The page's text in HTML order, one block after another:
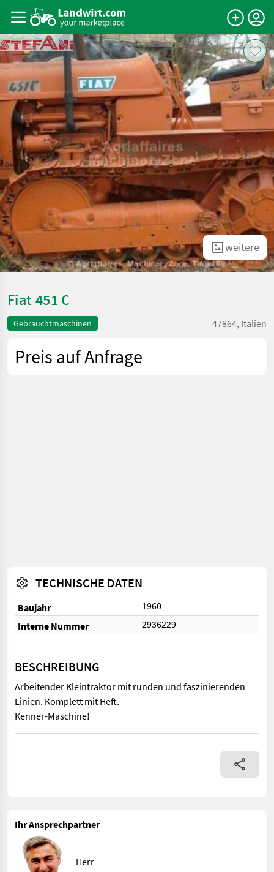
weitere
Fiat 451 C
Gebrauchtmaschinen 47864, Italien
Preis auf Anfrage
TECHNISCHE DATEN
Baujahr
1960
Interne Nummer
2936229
BESCHREIBUNG
Arbeitender Kleintraktor mit runden und faszinierenden
Linien. Komplett mit Heft.
Kenner-Maschine!
Arbeitender Kleintraktor mit runden und faszinierenden
Ihr Ansprechpartner
Herr